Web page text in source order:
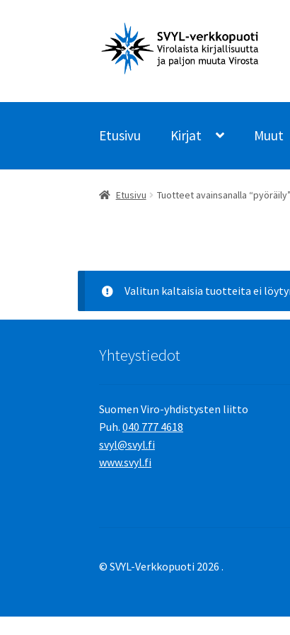
Siirry
navigointiin
Siirry
sisältöön
Etusivu Kirjat Muut
Etusivu Tuotteet avainsanalla “pyöräily”
Valitun kaltaisia tuotteita ei
Yhteystiedot
Suomen Viro-yhdistysten liitto
Puh.040 777 4618
svyl@svyl.fi
www.svyl.fi
© SVYL-Verkkopuoti 2026.